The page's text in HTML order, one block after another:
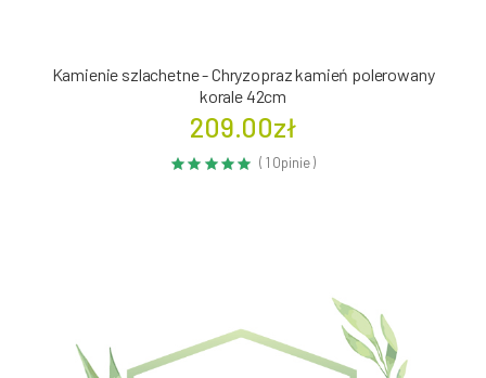
Kamienie szlachetne - Chryzopraz kamień polerowany
korale 42cm
209.00zł
( 1 Opinie )